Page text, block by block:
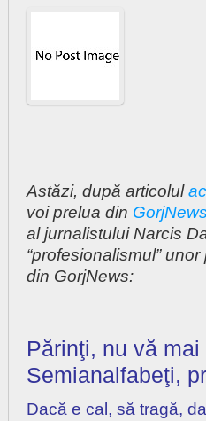
Astăzi, după articolul
voi prelua din GorjNews
al jurnalistului Narcis
“profesionalismul”
din GorjNews:
Părinţi, nu vă
Semianalfabeţi,
Dacă e cal, să tragă,